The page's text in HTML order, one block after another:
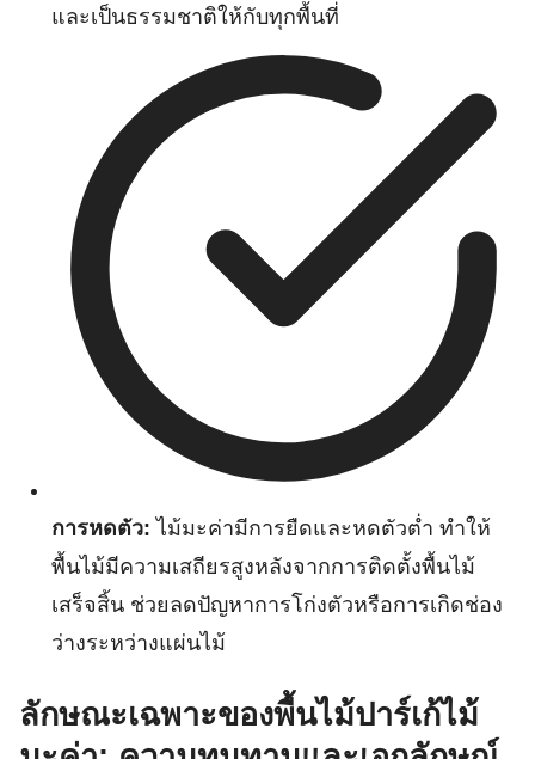
และเป็นธรรมชาติให้กับทุกพื้นที่
การหดตัว: ไม้มะค่ามีการยืดและหดตัวต่ำ ทำให้
พื้นไม้มีความเสถียรสูงหลังจากการติดตั้งพื้นไม้
เสร็จสิ้น ช่วยลดปัญหาการโก่งตัวหรือการเกิดช่อง
ว่างระหว่างแผ่นไม้
ลักษณะเฉพาะของพื้นไม้ปาร์เก้ไม้